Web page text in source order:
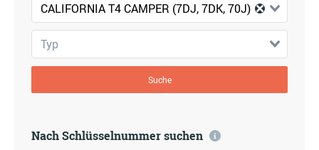
CALIFORNIA T4 CAMPER (7DJ, 7DK, 70J)
Typ
Suche
Nach Schlüsselnummer suchen